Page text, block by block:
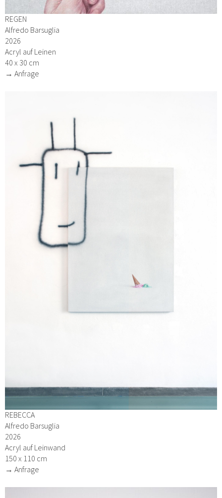
REGEN
Alfredo Barsuglia
2026
Acryl auf Leinen
40 x 30 cm
→ Anfrage
REBECCA
Alfredo Barsuglia
2026
Acryl auf Leinwand
150 x 110 cm
→ Anfrage